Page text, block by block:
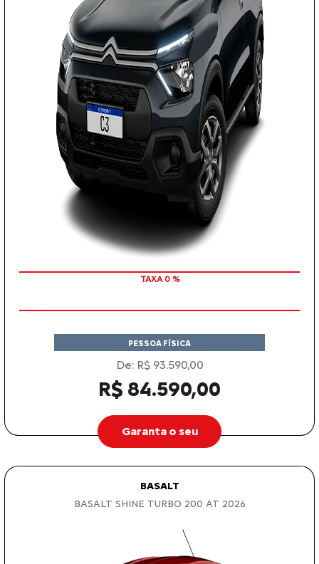
COM SEU USADO NA TROCA
PESSOA FÍSICA
De: R$ 93.590,00
R$ 84.590,00
Garanta o seu
BASALT
BASALT SHINE TURBO 200 AT 2026